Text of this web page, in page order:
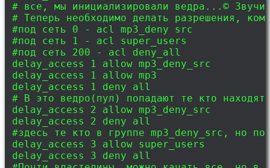
# все, мы инициализировали ведра...©
# Теперь необходимо делать разрешения,
#под сеть 0 - acl mp3_deny src
#под сеть 1 - acl super_users
#под сеть 200 - acl deny_all
delay_access 1 allow mp3_deny_src
delay_access 1 allow mp3
delay_access 1 deny all
# В это ведро(пул) попадают те кто
delay_access 2 allow mp3_deny_src
delay_access 2 deny all
#здесь те кто в группе mp3_deny_src, но
delay_access 3 allow super_users
delay_access 3 deny all